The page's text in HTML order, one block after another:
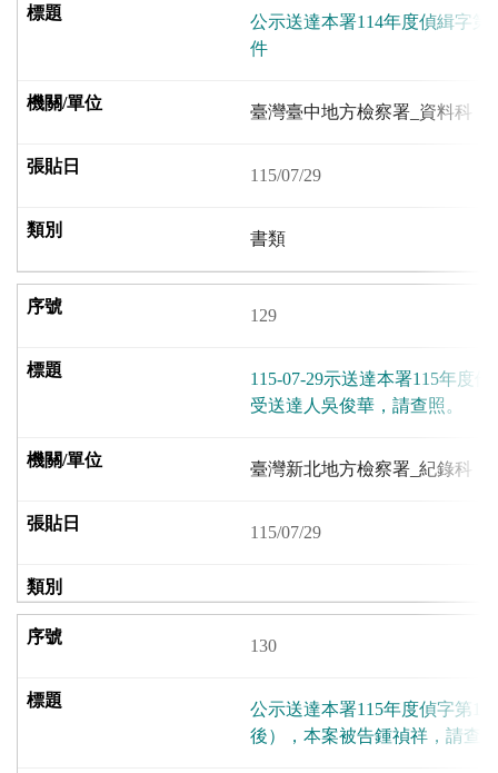
公示送達本署114年度偵緝字第
件
臺灣臺中地方檢察署_資料科
115/07/29
書類
129
115-07-29示送達本署115年度
受送達人吳俊華，請查照。
臺灣新北地方檢察署_紀錄科
115/07/29
130
公示送達本署115年度偵字第
後），本案被告鍾禎祥，請查